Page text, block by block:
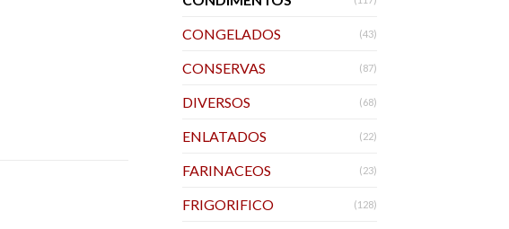
CONGELADOS (43)
CONSERVAS (87)
DIVERSOS (68)
ENLATADOS (22)
FARINACEOS (23)
FRIGORIFICO (128)